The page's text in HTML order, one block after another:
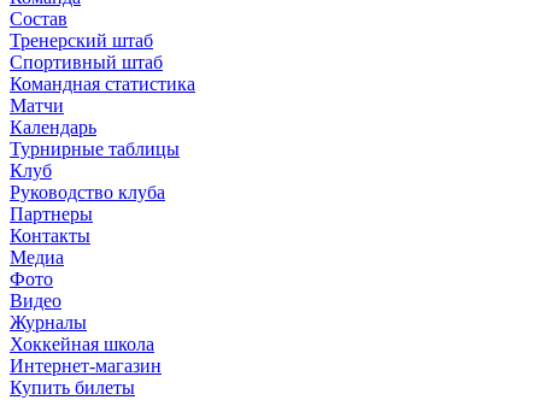
Состав
Тренерский штаб
Спортивный штаб
Командная статистика
Матчи
Календарь
Турнирные таблицы
Клуб
Руководство клуба
Партнеры
Контакты
Медиа
Фото
Видео
Журналы
Хоккейная школа
Интернет-магазин
Купить билеты